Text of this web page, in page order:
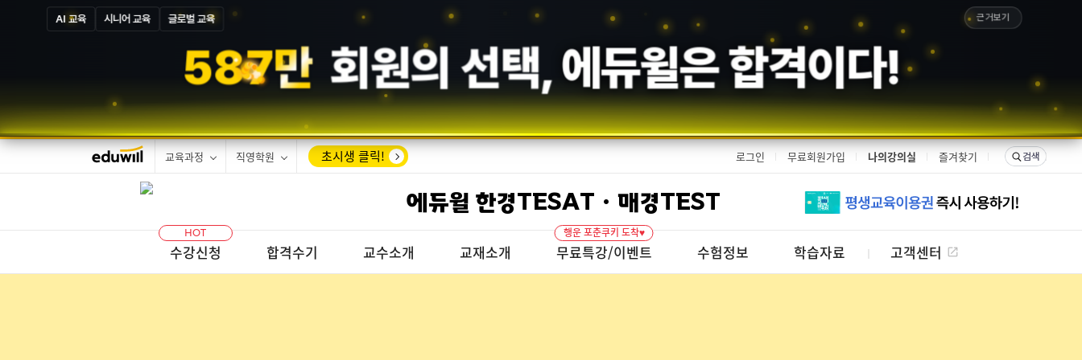
AI 교육 시니어 교육 글로벌 교육
587만 회원의 선택,에듀윌은 합격이다!
근거보기
교육과정 직영학원 초시생 클릭! 로그인 무료회원가입 나의강의실 즐겨찾기
에듀윌 한경TESAT · 매경TEST
수강신청
HOT
합격수기 교수소개 교재소개 무료특강/이벤트
행운 포춘쿠키 도착♥
수험정보 학습자료 고객센터